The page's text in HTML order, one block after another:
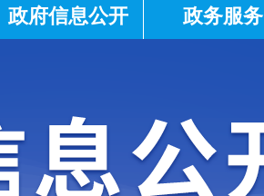
政府信息公开 政务服务